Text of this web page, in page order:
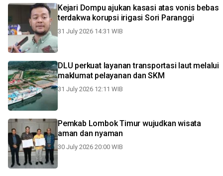
Kejari Dompu ajukan kasasi atas vonis bebas
terdakwa korupsi irigasi Sori Paranggi
31 July 2026 14:31 WIB
DLU perkuat layanan transportasi laut melalui
maklumat pelayanan dan SKM
31 July 2026 12:11 WIB
Pemkab Lombok Timur wujudkan wisata
aman dan nyaman
30 July 2026 20:00 WIB